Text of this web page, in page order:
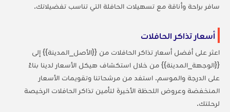
سافر براحة وأناقة مع تسهيلات الحافلة التي تناسب تفضيلاتك.
أسعار تذاكر الحافلات
اعثر على أفضل أسعار تذاكر الحافلات من {{الأصل_المدينة}} إلى
{{الوجهة_المدينة}} من خلال استكشاف هيكل الأسعار لدينا بناءً
على الدرجة والموسم. استفد من مرشحاتنا وتقويمات الأسعار
المنخفضة وعروض اللحظة الأخيرة لتأمين تذاكر الحافلات الرخيصة
لرحلتك.